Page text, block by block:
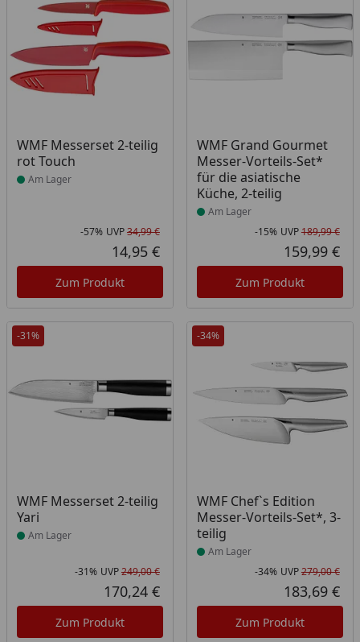
WMF Messerset 2-teilig
rot Touch
Produkt am Lager
Am Lager
Rabatt in Prozent
-57%
Ursprünglicher Preis
UVP34,99 €
Aktueller Preis
14,95 €
Zum Produkt
WMF Grand Gourmet
Messer-Vorteils-Set*
für die asiatische
Küche, 2-teilig
Produkt am Lager
Am Lager
-15% UVP189,99 €
159,99 €
Zum Produkt
-31%
WMF Messerset 2-teilig
Yari
Produkt am Lager
Am Lager
Rabatt in Prozent
-31%
Ursprünglicher Preis
UVP249,00 €
Aktueller Preis
170,24 €
Zum Produkt
-34%
WMF Chef`s Edition
Messer-Vorteils-Set*, 3-
teilig
Produkt am Lager
Am Lager
-34% UVP279,00 €
183,69 €
Zum Produkt